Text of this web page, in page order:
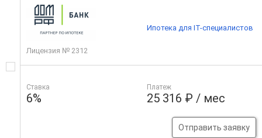
Лицензия № 2312
Ставка
6%
Платеж
25 316 ₽ / мес
Отправить заявку
Ипотека для IT-специалистов